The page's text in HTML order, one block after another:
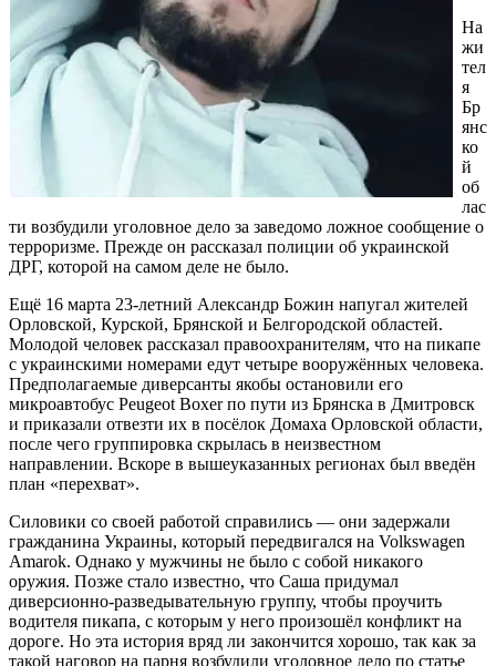
На
жи
тел
я
Бр
янс
ко
й
об
лас
ти возбудили уголовное дело за заведомо ложное сообщение о
терроризме. Прежде он рассказал полиции об украинской
ДРГ, которой на самом деле не было.
Ещё 16 марта 23-летний Александр Божин напугал жителей
Орловской, Курской, Брянской и Белгородской областей.
Молодой человек рассказал правоохранителям, что на пикапе
с украинскими номерами едут четыре вооружённых человека.
Предполагаемые диверсанты якобы остановили его
микроавтобус Peugeot Boxer по пути из Брянска в Дмитровск
и приказали отвезти их в посёлок Домаха Орловской области,
после чего группировка скрылась в неизвестном
направлении. Вскоре в вышеуказанных регионах был введён
план «перехват».
Силовики со своей работой справились — они задержали
гражданина Украины, который передвигался на Volkswagen
Amarok. Однако у мужчины не было с собой никакого
оружия. Позже стало известно, что Саша придумал
диверсионно-разведывательную группу, чтобы проучить
водителя пикапа, с которым у него произошёл конфликт на
дороге. Но эта история вряд ли закончится хорошо, так как за
такой наговор на парня возбудили уголовное дело по статье